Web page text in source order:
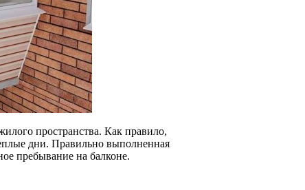
пространства. Как правило,
дни. Правильно выполненная
пребывание на балконе.